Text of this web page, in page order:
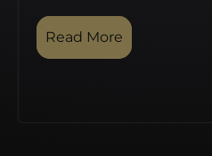
Read More